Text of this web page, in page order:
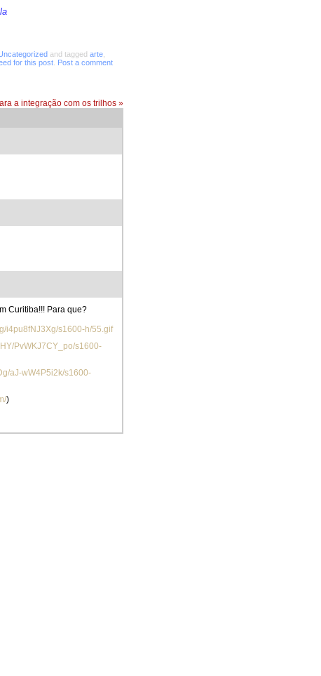
and tagged arte
for this post Post a comment
a integração com os trilhos »
Curitiba!!! Para que?
i4pu8fNJ3Xg/s1600-h/55.gif
PvWKJ7CY_po/s1600-
aJ-wW4P5i2k/s1600-
)